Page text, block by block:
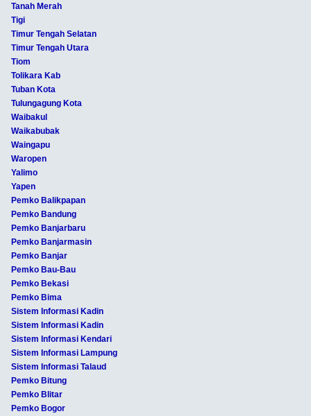
Tanah Merah
Tigi
Timur Tengah Selatan
Timur Tengah Utara
Tiom
Tolikara Kab
Tuban Kota
Tulungagung Kota
Waibakul
Waikabubak
Waingapu
Waropen
Yalimo
Yapen
Pemko Balikpapan
Pemko Bandung
Pemko Banjarbaru
Pemko Banjarmasin
Pemko Banjar
Pemko Bau-Bau
Pemko Bekasi
Pemko Bima
Sistem Informasi Kadin
Sistem Informasi Kadin
Sistem Informasi Kendari
Sistem Informasi Lampung
Sistem Informasi Talaud
Pemko Bitung
Pemko Blitar
Pemko Bogor